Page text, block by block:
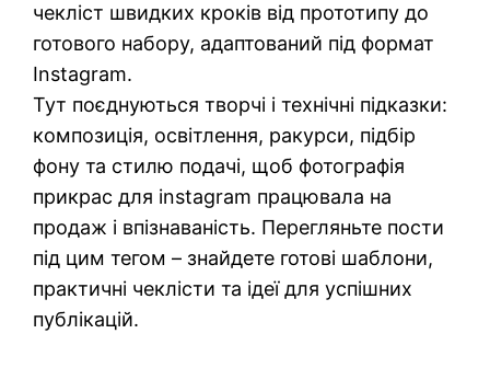
чекліст швидких кроків від прототипу до
готового набору, адаптований під формат
Instagram.
Тут поєднуються творчі і технічні підказки:
композиція, освітлення, ракурси, підбір
фону та стилю подачі, щоб фотографія
прикрас для instagram працювала на
продаж і впізнаваність. Перегляньте пости
під цим тегом – знайдете готові шаблони,
практичні чеклісти та ідеї для успішних
публікацій.